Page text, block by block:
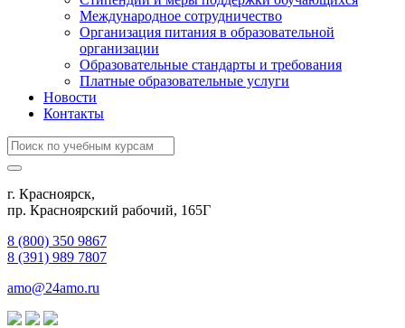
Международное сотрудничество
Организация питания в образовательной
организации
Образовательные стандарты и требования
Платные образовательные услуги
Новости
Контакты
г. Красноярск,
пр. Красноярский рабочий, 165Г
8 (800) 350 9867
8 (391) 989 7807
amo@24amo.ru